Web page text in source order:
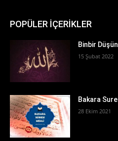
POPÜLER İÇERİKLER
Binbir
15 Şubat 2022
Bakara
28 Ekim 2021